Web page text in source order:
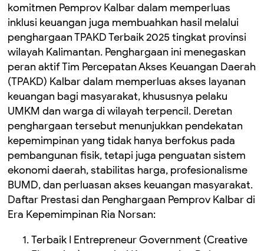
komitmen Pemprov Kalbar dalam memperluas
inklusi keuangan juga membuahkan hasil melalui
penghargaan TPAKD Terbaik 2025 tingkat provinsi
wilayah Kalimantan. Penghargaan ini menegaskan
peran aktif Tim Percepatan Akses Keuangan Daerah
(TPAKD) Kalbar dalam memperluas akses layanan
keuangan bagi masyarakat, khususnya pelaku
UMKM dan warga di wilayah terpencil. Deretan
penghargaan tersebut menunjukkan pendekatan
kepemimpinan yang tidak hanya berfokus pada
pembangunan fisik, tetapi juga penguatan sistem
ekonomi daerah, stabilitas harga, profesionalisme
BUMD, dan perluasan akses keuangan masyarakat.
Daftar Prestasi dan Penghargaan Pemprov Kalbar di
Era Kepemimpinan Ria Norsan:
Terbaik I Entrepreneur Government (Creative